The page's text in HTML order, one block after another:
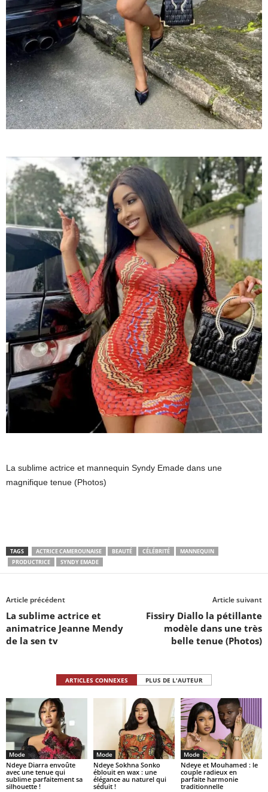
La sublime actrice et mannequin Syndy Emade dans une
magnifique tenue (Photos)
TAGS ACTRICE CAMEROUNAISE BEAUTÉ CÉLÉBRITÉ
MANNEQUIN
PRODUCTRICE
SYNDY EMADE
Article précédent
La sublime actrice et
animatrice Jeanne Mendy
de la sen tv
Article suivant
Fissiry Diallo la pétillante
modèle dans une très
belle tenue (Photos)
ARTICLES CONNEXES PLUS DE L'AUTEUR
Mode
Ndeye Diarra envoûte
avec une tenue qui
sublime parfaitement sa
silhouette !
Mode
Ndeye Sokhna Sonko
éblouit en wax : une
élégance au naturel qui
séduit !
Mode
Ndeye et Mouhamed : le
couple radieux en
parfaite harmonie
traditionnelle